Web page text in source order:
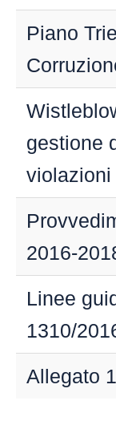
Piano
gestione
violazioni
2016-
Linee
1310/
Allegato